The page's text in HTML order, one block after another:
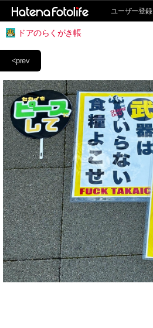
ユーザー登録
ドアのらくがき帳
<prev